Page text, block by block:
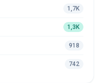
1,7K
1,3K
918
742